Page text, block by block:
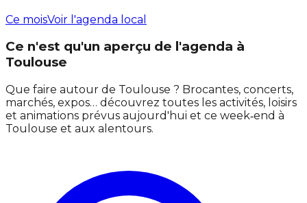
Ce moisVoir l'agenda local
Ce n'est qu'un aperçu de l'agenda à
Toulouse
Que faire autour de Toulouse ? Brocantes, concerts,
marchés, expos… découvrez toutes les activités, loisirs
et animations prévus aujourd'hui et ce week‑end à
Toulouse et aux alentours.